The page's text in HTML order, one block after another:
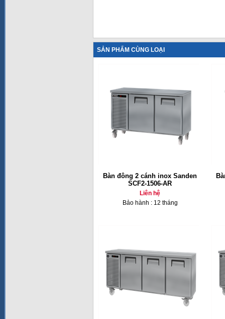
SẢN PHẨM CÙNG LOẠI
Bàn đông 2 cánh inox Sanden
SCF2-1506-AR
Liên hệ
Bảo hành : 12 tháng